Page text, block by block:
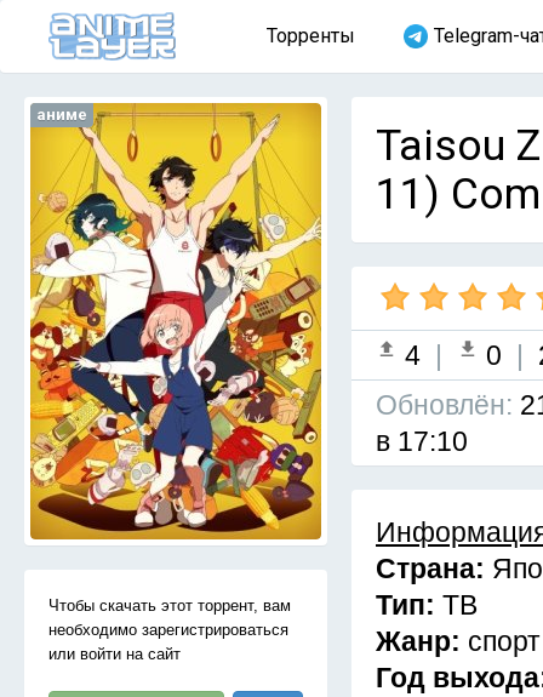
Торренты Telegram-
аниме
Чтобы скачать этот торрент, вам
необходимо зарегистрироваться
или войти на сайт
Taisou
11)
4 | 0 |
Обновлён:
в 17:10
Страна:
Тип: ТВ
Жанр: спорт
Год